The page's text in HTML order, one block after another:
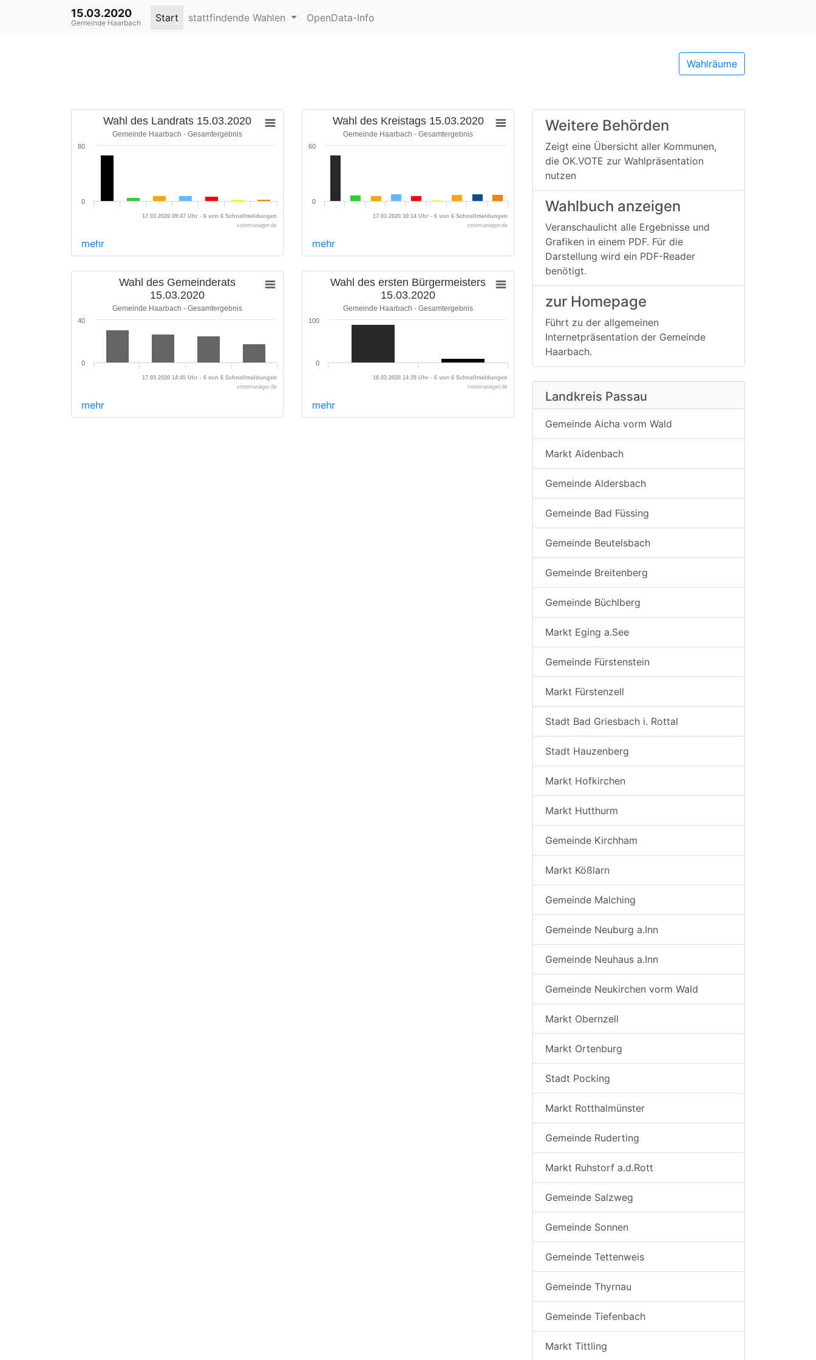
15.03.2020
Gemeinde Haarbach Start stattfindende Wahlen OpenData-Info
Wahlräume
Wahl des Landrats 15.03.2020
Gemeinde Haarbach - Gesamtergebnis
0
80
17.03.2020 09:47 Uhr - 6 von 6 Schnellmeldungen
votemanager.de
mehr
Wahl des Kreistags 15.03.2020
Gemeinde Haarbach - Gesamtergebnis
0
60
17.03.2020 10:14 Uhr - 6 von 6 Schnellmeldungen
votemanager.de
mehr
Wahl des Gemeinderats
15.03.2020
Gemeinde Haarbach - Gesamtergebnis
0
40
17.03.2020 14:45 Uhr - 6 von 6 Schnellmeldungen
votemanager.de
mehr
Wahl des ersten Bürgermeisters
15.03.2020
Gemeinde Haarbach - Gesamtergebnis
0
100
18.03.2020 14:35 Uhr - 6 von 6 Schnellmeldungen
votemanager.de
mehr
Weitere Behörden
Zeigt eine Übersicht aller Kommunen,
die OK.VOTE zur Wahlpräsentation
nutzen
Wahlbuch anzeigen
Veranschaulicht alle Ergebnisse und
Grafiken in einem PDF. Für die
Darstellung wird ein PDF-Reader
benötigt.
zur Homepage
Führt zu der allgemeinen
Internetpräsentation der Gemeinde
Haarbach.
Landkreis Passau
Gemeinde Aicha vorm Wald
Markt Aidenbach
Gemeinde Aldersbach
Gemeinde Bad Füssing
Gemeinde Beutelsbach
Gemeinde Breitenberg
Gemeinde Büchlberg
Markt Eging a.See
Gemeinde Fürstenstein
Markt Fürstenzell
Stadt Bad Griesbach i. Rottal
Stadt Hauzenberg
Markt Hofkirchen
Markt Hutthurm
Gemeinde Kirchham
Markt Kößlarn
Gemeinde Malching
Gemeinde Neuburg a.Inn
Gemeinde Neuhaus a.Inn
Gemeinde Neukirchen vorm Wald
Markt Obernzell
Markt Ortenburg
Stadt Pocking
Markt Rotthalmünster
Gemeinde Ruderting
Markt Ruhstorf a.d.Rott
Gemeinde Salzweg
Gemeinde Sonnen
Gemeinde Tettenweis
Gemeinde Thyrnau
Gemeinde Tiefenbach
Markt Tittling